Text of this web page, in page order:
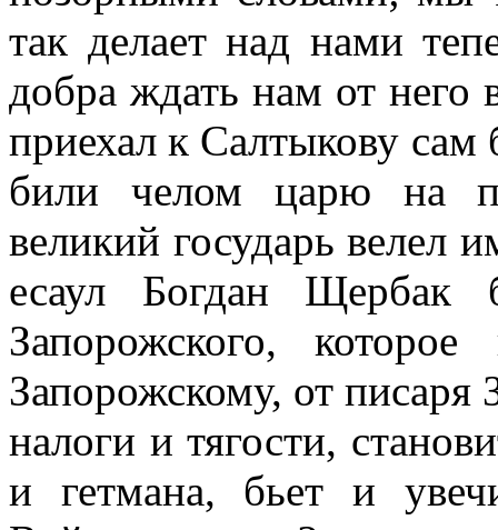
так делает над нами
добра ждать нам от него
приехал к Салтыкову
били челом царю на
великий государь велел
есаул Богдан Щербак
Запорожского,
Запорожскому, от писаря
налоги и тягости,
и гетмана, бьет и